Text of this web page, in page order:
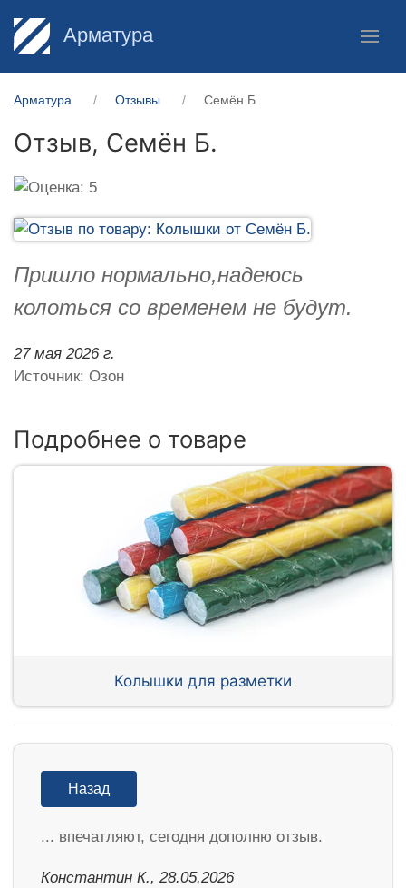
Арматура
Арматура Отзывы Семён Б.
Отзыв, Семён Б.
Пришло нормально,надеюсь
колоться со временем не будут.
27 мая 2026 г.
Источник: Озон
Подробнее о товаре
Колышки для разметки
Назад
... впечатляют, сегодня дополню отзыв.
Константин К., 28.05.2026